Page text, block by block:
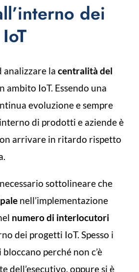
dei
analizzare la centralità del
ambito IoT. Essendo una
evoluzione e sempre
di prodotti e aziende è
arrivare in ritardo rispetto
sottolineare che
nell’implementazione
numero di interlocutori
dei progetti IoT. Spesso i
perché non c’è
dell’esecutivo, oppure si è